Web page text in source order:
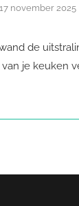
17 november 2025
de
je keuken